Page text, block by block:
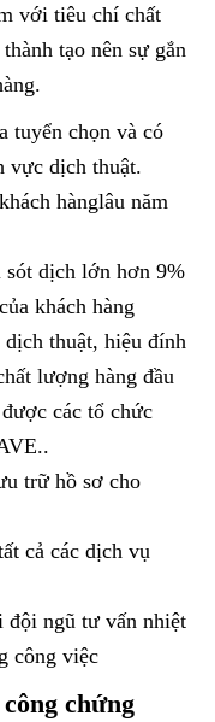
với tiêu chí chất
tạo nên sự gắn
tuyển chọn và có
vực dịch thuật.
hànglâu năm
sót dịch lớn hơn 9%
khách hàng
thuật, hiệu đính
lượng hàng đầu
các tổ chức
trữ hồ sơ cho
cả các dịch vụ
đội ngũ tư vấn nhiệt
công việc
chứng